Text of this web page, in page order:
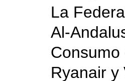
La
Al-
Ryanair y